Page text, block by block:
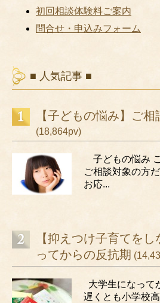
初回相談体験料ご案内
問合せ・申込みフォーム
■ 人気記事 ■
【子どもの悩み】ご
(18,864pv)
子どもの悩み
ご相談対象の方
お応...
【抑えつけ子育てを
ってからの反抗期
大学生になっ
遅くとも小学校